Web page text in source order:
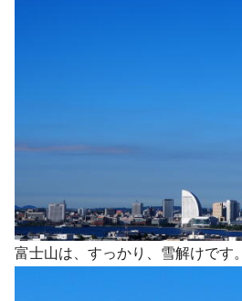
富士山は、すっかり、雪解けです。